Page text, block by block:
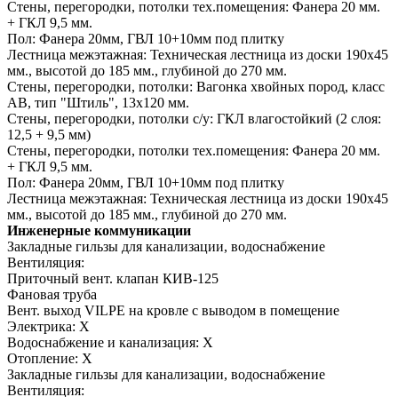
Стены, перегородки, потолки тех.помещения: Фанера 20 мм.
+ ГКЛ 9,5 мм.
Пол: Фанера 20мм, ГВЛ 10+10мм под плитку
Лестница межэтажная: Техническая лестница из доски 190х45
мм., высотой до 185 мм., глубиной до 270 мм.
Стены, перегородки, потолки: Вагонка хвойных пород, класс
АВ, тип "Штиль", 13х120 мм.
Стены, перегородки, потолки с/у: ГКЛ влагостойкий (2 слоя:
12,5 + 9,5 мм)
Стены, перегородки, потолки тех.помещения: Фанера 20 мм.
+ ГКЛ 9,5 мм.
Пол: Фанера 20мм, ГВЛ 10+10мм под плитку
Лестница межэтажная: Техническая лестница из доски 190х45
мм., высотой до 185 мм., глубиной до 270 мм.
Инженерные коммуникации
Закладные гильзы для канализации, водоснабжение
Вентиляция:
Приточный вент. клапан КИВ-125
Фановая труба
Вент. выход VILPE на кровле с выводом в помещение
Электрика: Х
Водоснабжение и канализация: Х
Отопление: Х
Закладные гильзы для канализации, водоснабжение
Вентиляция: